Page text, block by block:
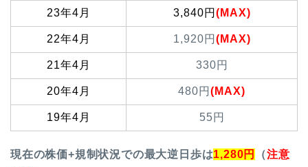
23年4月 3,840円 (MAX)
22年4月 1,920円 (MAX)
21年4月 330円
20年4月 480円 (MAX)
19年4月 55円
現在の株価+規制状況での最大逆日歩は1,280円 （注意